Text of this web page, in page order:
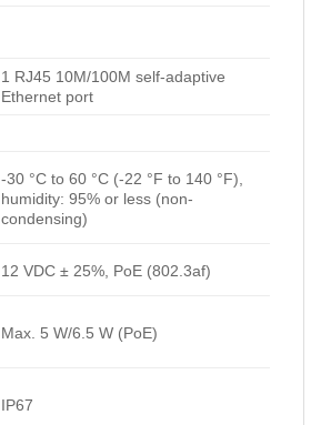
1 RJ45 10M/100M self-adaptive
Ethernet port
-30 °C to 60 °C (-22 °F to 140 °F),
humidity: 95% or less (non-
condensing)
12 VDC ± 25%, PoE (802.3af)
Max. 5 W/6.5 W (PoE)
IP67